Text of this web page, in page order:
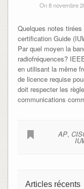
On 8 novembre
Quelques notes
certification Guide (IUWNE 640-721).
Par quel moyen la bande passante est-elle retransmise
radiofréquences? IEEE 802.11 décrit les opérations half-duplex
en utilisant la même
de licence requise pour utiliser les standards 802.11, mais on
doit respecter les règles du FCC. FCC -> Etats-Unis
communications
AP,
Articles récents